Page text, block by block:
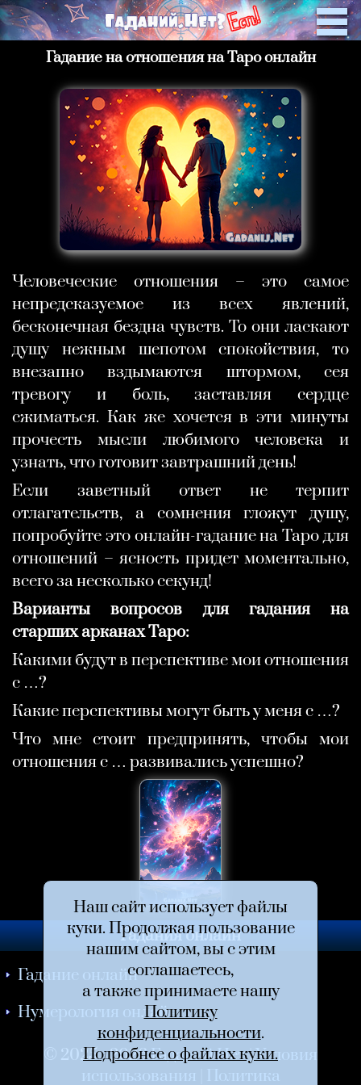
Гадание на отношения на Таро онлайн
Человеческие отношения – это самое
непредсказуемое из всех явлений,
бесконечная бездна чувств. То они ласкают
душу нежным шепотом спокойствия, то
внезапно вздымаются штормом, сея
тревогу и боль, заставляя сердце
сжиматься. Как же хочется в эти минуты
прочесть мысли любимого человека и
узнать, что готовит завтрашний день!
Если заветный ответ не терпит
отлагательств, а сомнения гложут душу,
попробуйте это онлайн-гадание на Таро для
отношений – ясность придет моментально,
всего за несколько секунд!
Варианты вопросов для гадания на
старших арканах Таро:
Какими будут в перспективе мои отношения
с …?
Какие перспективы могут быть у меня с …?
Что мне стоит предпринять, чтобы мои
отношения с … развивались успешно?
Гадания онлайн
Гадание онлайн
Нумерология онлайн
© 2025 - 2026Гаданий.Нет|Условия
использования
Политика
Наш сайт использует файлы
куки. Продолжая пользование
нашим сайтом, вы с этим
соглашаетесь,
а также принимаете нашу
Политику
конфиденциальности.
Подробнее о файлах куки.